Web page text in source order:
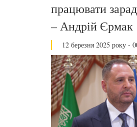
працювати
– Андрій Єрмак
12 березня 2025 року -